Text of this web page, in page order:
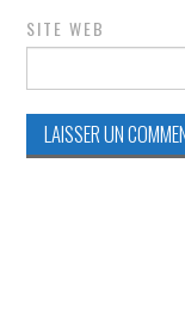
SITE WEB